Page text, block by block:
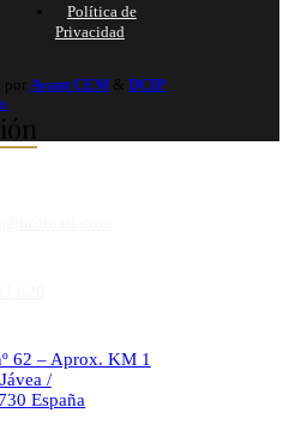
62 – Aprox. KM 1
Jávea /
España
Política de
Privacidad
Avant CEM& DCIP